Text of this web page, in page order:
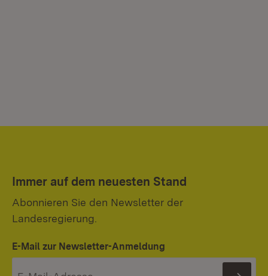
Immer auf dem neuesten Stand
Abonnieren Sie den Newsletter der
Landesregierung.
E-Mail zur Newsletter-Anmeldung